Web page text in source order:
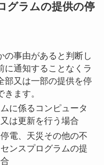
グラムの提供の停
の事由があると判断し
に通知することなくラ
部又は一部の提供を停
ます。
に係るコンピュータ
は更新を行う場合
電、天災その他の不
ンスプログラムの提